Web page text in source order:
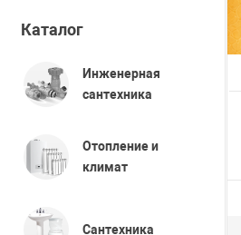
Каталог
Инженерная
сантехника
Отопление и
климат
Сантехника